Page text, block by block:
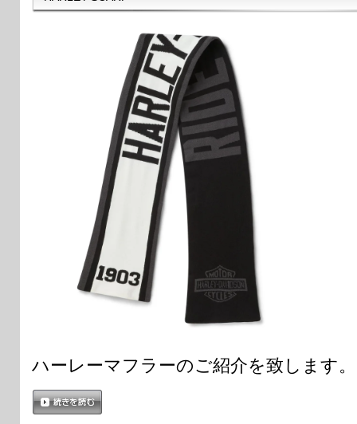
ハーレーマフラーのご紹介を致します。